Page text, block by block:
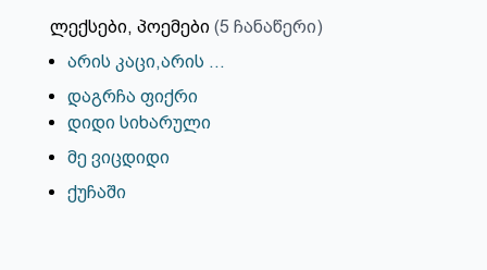
ლექსები, პოემები (5 ჩანაწერი)
არის კაცი,არის ...
დაგრჩა ფიქრი
დიდი სიხარული
მე ვიცდიდი
ქუჩაში